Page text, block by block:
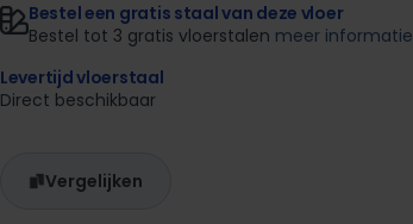
Bestel een gratis staal van deze vloer
Bestel tot 3 gratis vloerstalen meer informatie
Levertijd vloerstaal
Direct beschikbaar
Vergelijken